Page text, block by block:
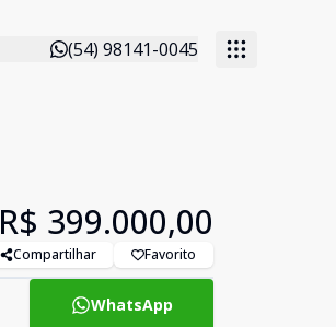
(54) 98141-0045
R$ 399.000,00
Compartilhar Favorito
WhatsApp